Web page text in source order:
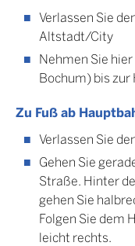
Verlassen Sie
Altstadt/City
Nehmen Sie
Bochum) bis
Zu Fuß ab
Verlassen Sie
Gehen Sie
Straße. Hinter
gehen Sie
Folgen Sie dem
leicht rechts.